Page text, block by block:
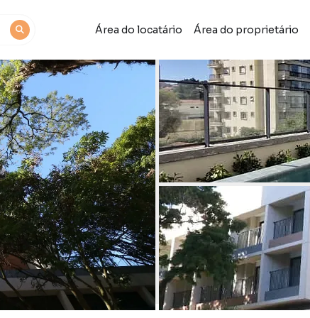
Área do locatário Área do proprietário